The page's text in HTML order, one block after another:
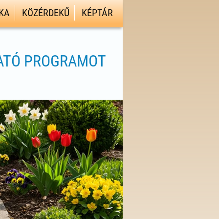
KÖZÉRDEKŰ KÉPTÁR
PROGRAMOT